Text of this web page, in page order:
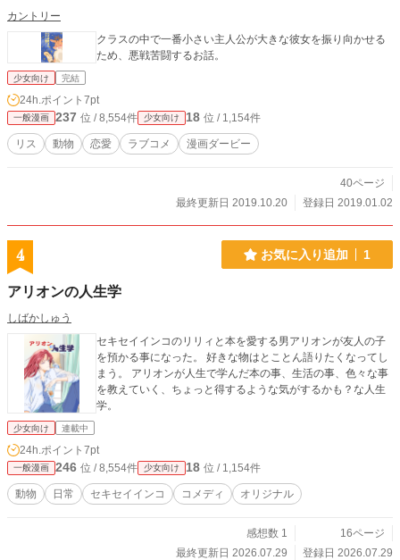
カントリー
クラスの中で一番小さい主人公が大きな彼女を振り向かせる
ため、悪戦苦闘するお話。
少女向け 完結
24h.ポイント 7pt
一般漫画 237 位 / 8,554件 少女向け 18 位 / 1,154件
リス 動物 恋愛 ラブコメ 漫画ダービー
40ページ
最終更新日 2019.10.20
登録日 2019.01.02
4 お気に入り追加 1
アリオンの人生学
しばかしゅう
セキセイインコのリリィと本を愛する男アリオンが友人の子
を預かる事になった。 好きな物はとことん語りたくなってし
まう。 アリオンが人生で学んだ本の事、生活の事、色々な事
を教えていく、ちょっと得するような気がするかも？な人生
学。
少女向け 連載中
24h.ポイント 7pt
一般漫画 246 位 / 8,554件 少女向け 18 位 / 1,154件
動物 日常 セキセイインコ コメディ オリジナル
感想数 1
16ページ
最終更新日 2026.07.29
登録日 2026.07.29